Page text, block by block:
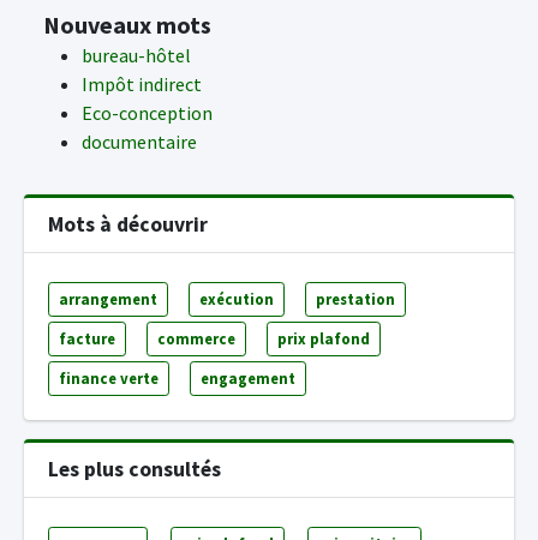
Nouveaux mots
bureau-hôtel
Impôt indirect
Eco-conception
documentaire
Mots à découvrir
arrangement exécution prestation
facture commerce prix plafond
finance verte engagement
Les plus consultés